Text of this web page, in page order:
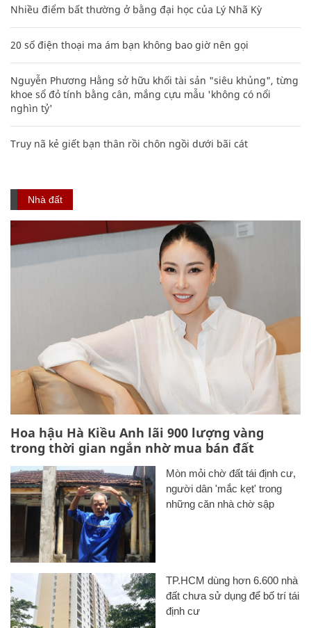
Nhiều điểm bất thường ở bằng đại học của Lý Nhã Kỳ
20 số điện thoại ma ám bạn không bao giờ nên gọi
Nguyễn Phương Hằng sở hữu khối tài sản "siêu khủng", từng
khoe sổ đỏ tính bằng cân, mắng cựu mẫu 'không có nổi
nghìn tỷ'
Truy nã kẻ giết bạn thân rồi chôn ngồi dưới bãi cát
Nhà đất
Hoa hậu Hà Kiều Anh lãi 900 lượng vàng
trong thời gian ngắn nhờ mua bán đất
Mòn mỏi chờ đất tái định cư,
người dân 'mắc kẹt' trong
những căn nhà chờ sập
TP.HCM dùng hơn 6.600 nhà
đất chưa sử dụng để bố trí tái
định cư